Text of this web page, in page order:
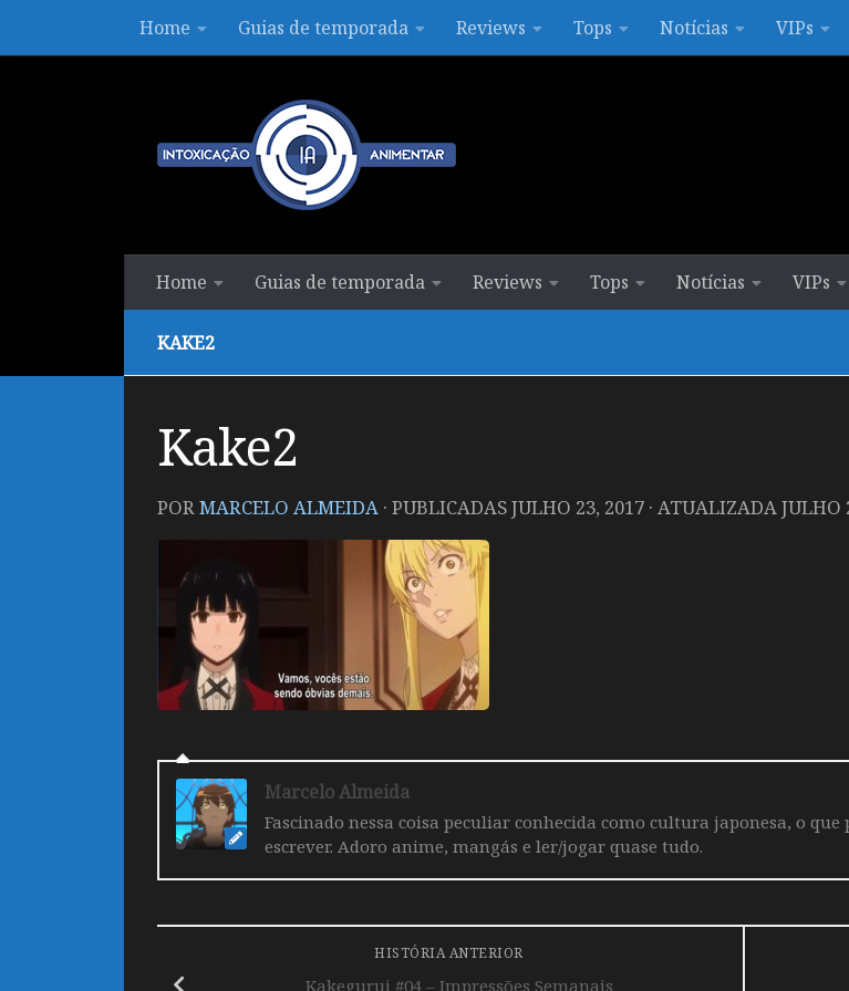
Skip to contentHome Guias de temporada Reviews Tops Notícias VIPs
Home Guias de temporada Reviews Tops Notícias VIPs
KAKE2
Kake2
PORMARCELO ALMEIDA · PUBLICADASJULHO 23, 2017 · ATUALIZADAJULHO
Marcelo Almeida
Fascinado nessa coisa peculiar conhecida como cultura japonesa, o
escrever. Adoro anime, mangás e ler/jogar quase tudo.
HISTÓRIA ANTERIOR
Kakegurui #04 – Impressões Semanais